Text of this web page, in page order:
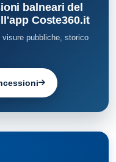
balneari del
Coste360.it
pubbliche, storico